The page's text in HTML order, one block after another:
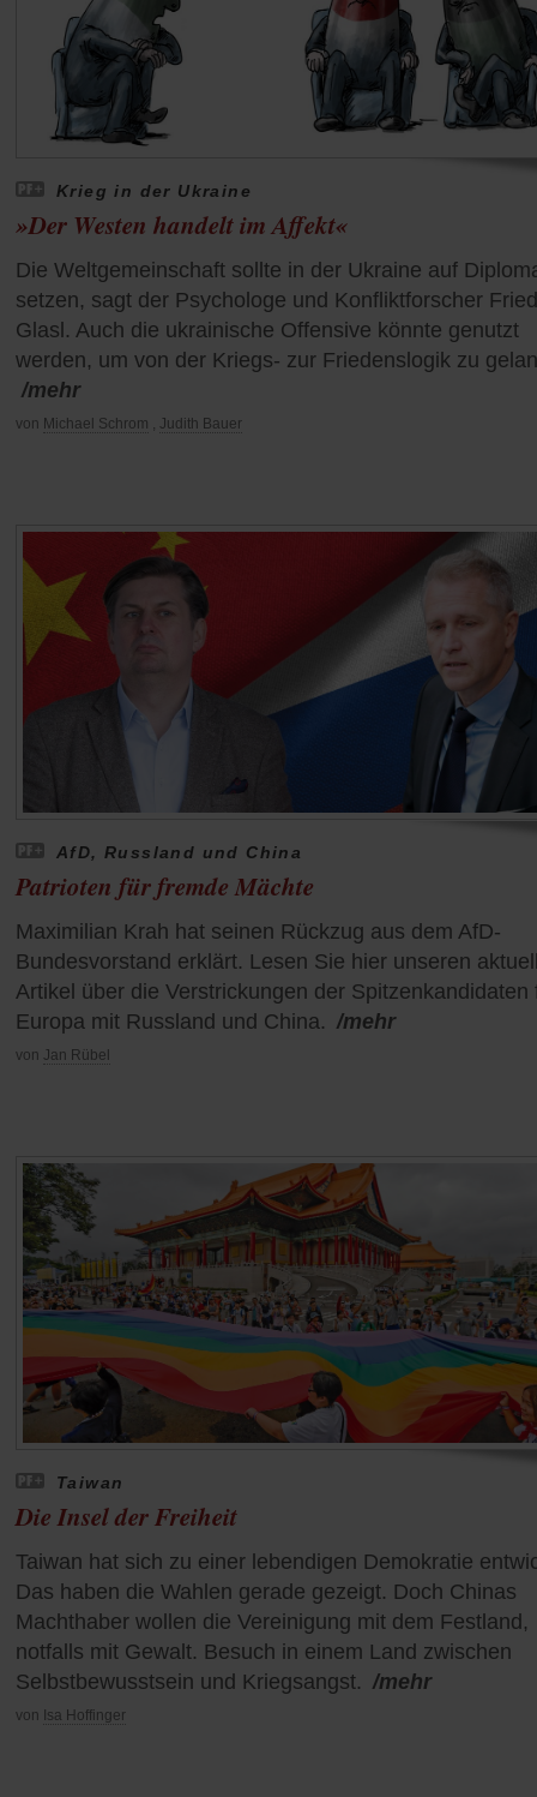
Krieg in der Ukraine
»Der Westen handelt im Affekt«
Die Weltgemeinschaft sollte in der Ukraine auf
setzen, sagt der Psychologe und Konfliktforscher
Glasl. Auch die ukrainische Offensive könnte genutzt
werden, um von der Kriegs- zur Friedenslogik zu
/mehr
von Michael Schrom , Judith Bauer
AfD, Russland und China
Patrioten für fremde Mächte
Maximilian Krah hat seinen Rückzug aus dem AfD-
Bundesvorstand erklärt. Lesen Sie hier unseren
Artikel über die Verstrickungen der Spitzenkandidaten
Europa mit Russland und China. /mehr
von Jan Rübel
Taiwan
Die Insel der Freiheit
Taiwan hat sich zu einer lebendigen Demokratie
Das haben die Wahlen gerade gezeigt. Doch Chinas
Machthaber wollen die Vereinigung mit dem Festland,
notfalls mit Gewalt. Besuch in einem Land zwischen
Selbstbewusstsein und Kriegsangst. /mehr
von Isa Hoffinger